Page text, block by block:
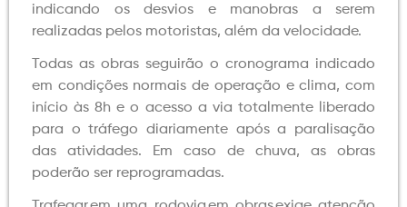
indicando os desvios e manobras a serem
realizadas pelos motoristas, além da velocidade.
Todas as obras seguirão o cronograma indicado
em condições normais de operação e clima, com
início às 8h e o acesso a via totalmente liberado
para o tráfego diariamente após a paralisação
das atividades. Em caso de chuva, as obras
poderão ser reprogramadas.